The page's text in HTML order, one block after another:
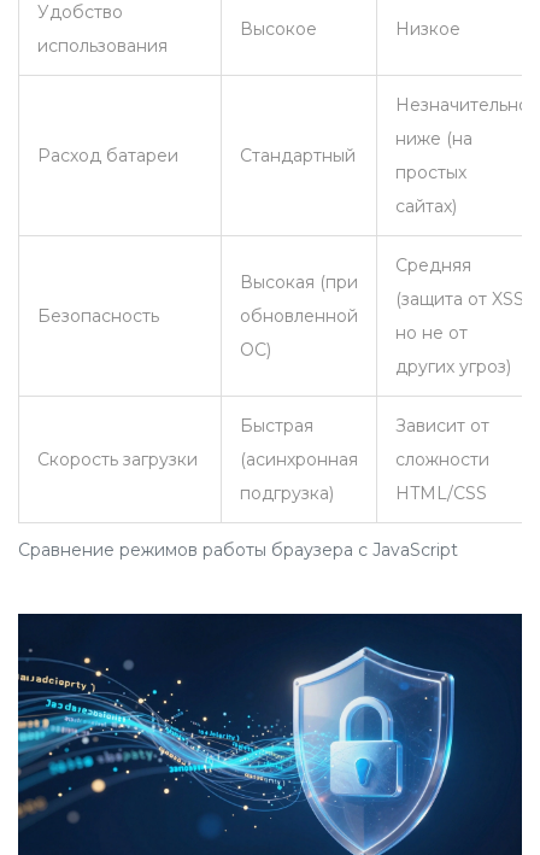
Сравнение режимов работы браузера с JavaScript
Удобство
использования
Высокое Низкое
Расход батареи Стандартный
Незначительно
ниже (на
простых
сайтах)
Безопасность
Высокая (при
обновленной
ОС)
Средняя
(защита от XSS,
но не от
других угроз)
Скорость загрузки
Быстрая
(асинхронная
подгрузка)
Зависит от
сложности
HTML/CSS